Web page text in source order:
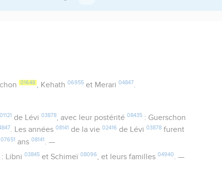
01648 , Kehath 06955et Merari 04847
01121 de Lévi 03878, avec leur postérité 08435: Guerschon
. Les années08141 de la vie02416 de Lévi03878 furent
07651 ans08141 . —
Libni 03845et Schimeï 08096, et leurs familles 04940. —